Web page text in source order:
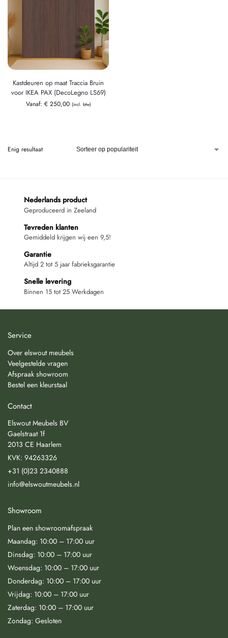
Kastdeuren op maat Traccia Bruin
voor IKEA PAX (DecoLegno LS69)
Vanaf: €250,00 (incl. btw)
Enig resultaat
Nederlands product
Geproduceerd in Zeeland
Tevreden klanten
Gemiddeld krijgen wij een 9,5!
Garantie
Altijd 2 tot 5 jaar fabrieksgarantie
Snelle levering
Binnen 15 tot 25 Werkdagen
Service
Over elswout meubels
Veelgestelde vragen
Afspraak showroom
Bestel een kleurstaal
Contact
Elswout Meubels BV
Gaelstraat 1f
2013 CE Haarlem
KVK: 94263326
+31 (0)23 2340888
info@elswoutmeubels.nl
Showroom
Plan een showroomafspraak
Maandag: 10:00 – 17:00 uur
Dinsdag: 10:00 – 17:00 uur
Woensdag: 10:00 – 17:00 uur
Donderdag: 10:00 – 17:00 uur
Vrijdag: 10:00 – 17:00 uur
Zaterdag: 10:00 – 17:00 uur
Zondag: Gesloten